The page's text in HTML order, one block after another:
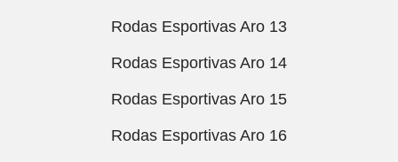
Rodas Esportivas Aro 13
Rodas Esportivas Aro 14
Rodas Esportivas Aro 15
Rodas Esportivas Aro 16